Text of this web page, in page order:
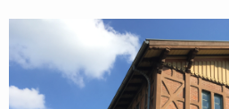
Der Verein
VorhangAuf